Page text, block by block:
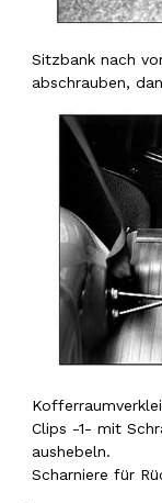
Sitzbank nach
abschrauben,
Clips -1- mit
aushebeln.
Scharniere für